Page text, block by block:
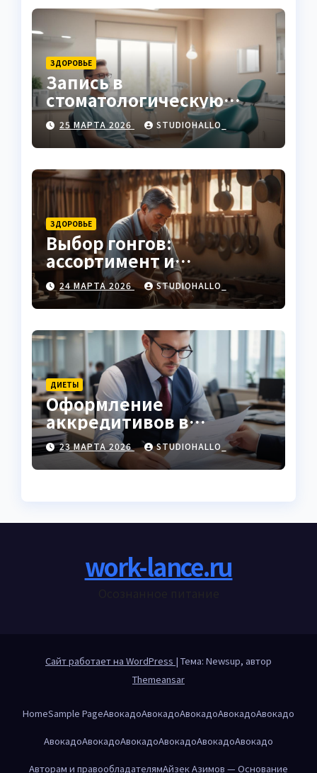
ЗДОРОВЬЕ
Запись в
стоматологическую
клинику
25 МАРТА 2026 STUDIOHALLO_
ЗДОРОВЬЕ
Выбор гонгов:
ассортимент и
характеристики
24 МАРТА 2026 STUDIOHALLO_
ДИЕТЫ
Оформление
аккредитивов в
международной
торговле
23 МАРТА 2026 STUDIOHALLO_
work-lance.ru
Сайт работает на WordPress | Тема: Newsup, автор
Themeansar
HomeSample PageАвокадоАвокадоАвокадоАвокадоАвокадо
АвокадоАвокадоАвокадоАвокадоАвокадоАвокадо
Авторам и правообладателямАйзек Азимов — Основание